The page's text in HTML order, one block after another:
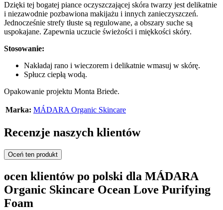
Dzięki tej bogatej piance oczyszczającej skóra twarzy jest delikatnie
i niezawodnie pozbawiona makijażu i innych zanieczyszczeń.
Jednocześnie strefy tłuste są regulowane, a obszary suche są
uspokajane. Zapewnia uczucie świeżości i miękkości skóry.
Stosowanie:
Nakładaj rano i wieczorem i delikatnie wmasuj w skórę.
Spłucz ciepłą wodą.
Opakowanie projektu Monta Briede.
Marka: MÁDARA Organic Skincare
Recenzje naszych klientów
Oceń ten produkt
ocen klientów po polski dla MÁDARA
Organic Skincare Ocean Love Purifying
Foam